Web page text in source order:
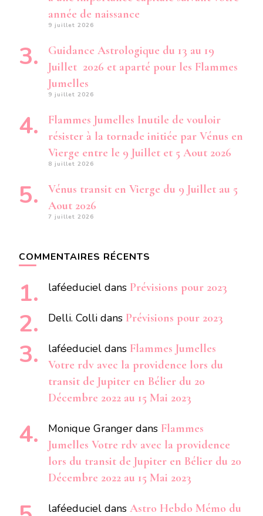
année de naissance
9 juillet 2026
Guidance Astrologique du 13 au 19
Juillet 2026 et aparté pour les Flammes
Jumelles
9 juillet 2026
Flammes Jumelles Inutile de vouloir
résister à la tornade initiée par Vénus en
Vierge entre le 9 Juillet et 5 Aout 2026
8 juillet 2026
Vénus transit en Vierge du 9 Juillet au 5
Aout 2026
7 juillet 2026
COMMENTAIRES RÉCENTS
laféeduciel dans Prévisions pour 2023
Delli. Colli dans Prévisions pour 2023
laféeduciel dans Flammes Jumelles
Votre rdv avec la providence lors du
transit de Jupiter en Bélier du 20
Décembre 2022 au 15 Mai 2023
Monique Granger dans Flammes
Jumelles Votre rdv avec la providence
lors du transit de Jupiter en Bélier du 20
Décembre 2022 au 15 Mai 2023
laféeduciel dans Astro Hebdo Mémo du